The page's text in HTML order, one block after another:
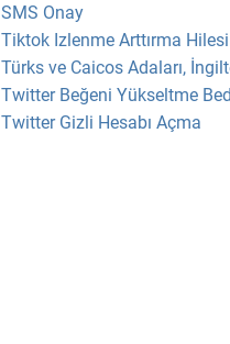
SMS Onay
Tiktok Izlenme Arttırma Hilesi
Türks ve Caicos Adaları,
Twitter Beğeni Yükseltme
Twitter Gizli Hesabı Açma